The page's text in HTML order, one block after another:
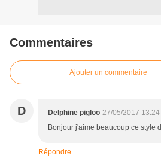
Commentaires
Ajouter un commentaire
D Delphine pigloo 27/05/2017 13:24
Bonjour j'aime beaucoup ce style
Répondre